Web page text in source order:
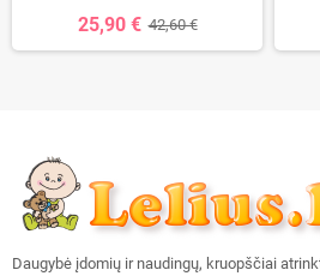
25,90 € 42,60 €
Daugybė įdomių ir naudingų, kruopščiai